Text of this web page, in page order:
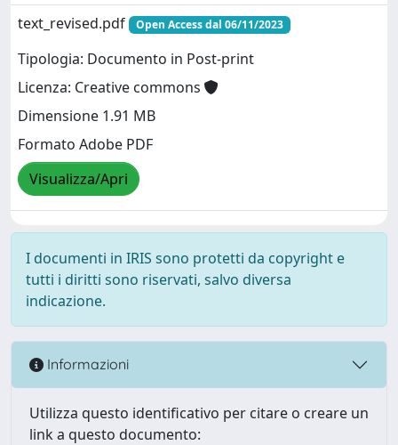
text_revised.pdf Open Access dal 06/11/2023
Tipologia: Documento in Post-print
Licenza: Creative commons
Dimensione 1.91 MB
Formato Adobe PDF
Visualizza/Apri
I documenti in IRIS sono protetti da copyright e
tutti i diritti sono riservati, salvo diversa
indicazione.
Informazioni
Utilizza questo identificativo per citare o creare un
link a questo documento: